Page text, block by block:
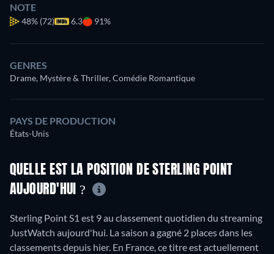
NOTE
48% (72) 6.3 91%
GENRES
Drame, Mystère & Thriller, Comédie Romantique
PAYS DE PRODUCTION
États-Unis
QUELLE EST LA POSITION DE STERLING POINT
AUJOURD'HUI ?
Sterling Point S1 est 9 au classement quotidien du streaming
JustWatch aujourd'hui. La saison a gagné 2 places dans les
classements depuis hier. En France, ce titre est actuellement